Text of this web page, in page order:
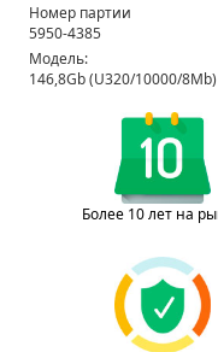
Номер партии
5950-4385
Модель:
146,8Gb (U320/10000/
Более 10 лет на